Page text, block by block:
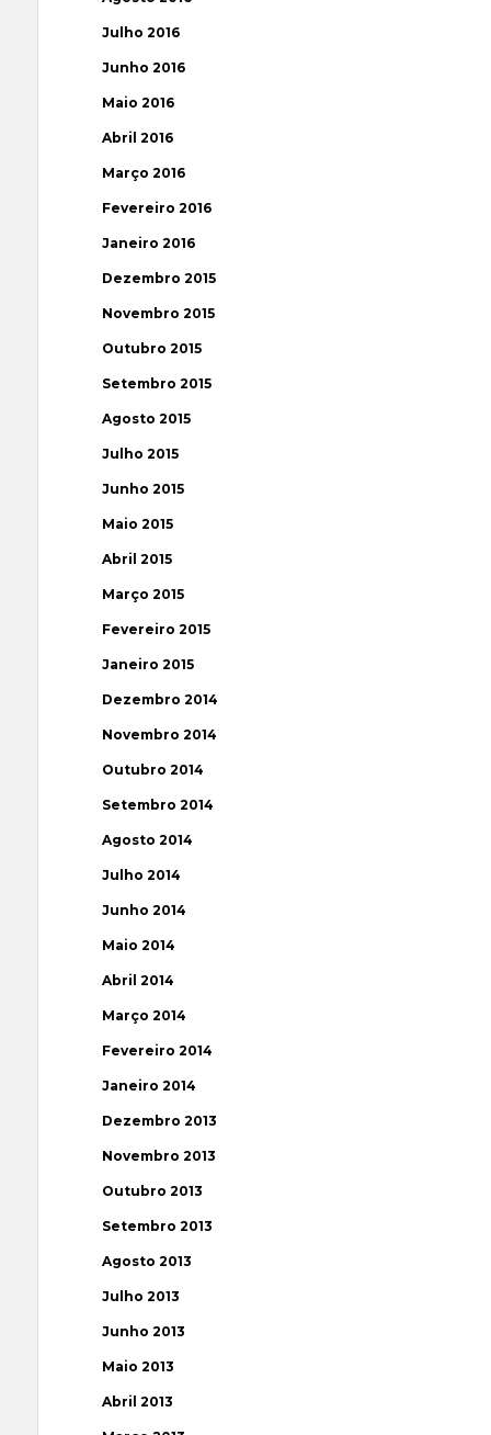
Julho 2016
Junho 2016
Maio 2016
Abril 2016
Março 2016
Fevereiro 2016
Janeiro 2016
Dezembro 2015
Novembro 2015
Outubro 2015
Setembro 2015
Agosto 2015
Julho 2015
Junho 2015
Maio 2015
Abril 2015
Março 2015
Fevereiro 2015
Janeiro 2015
Dezembro 2014
Novembro 2014
Outubro 2014
Setembro 2014
Agosto 2014
Julho 2014
Junho 2014
Maio 2014
Abril 2014
Março 2014
Fevereiro 2014
Janeiro 2014
Dezembro 2013
Novembro 2013
Outubro 2013
Setembro 2013
Agosto 2013
Julho 2013
Junho 2013
Maio 2013
Abril 2013